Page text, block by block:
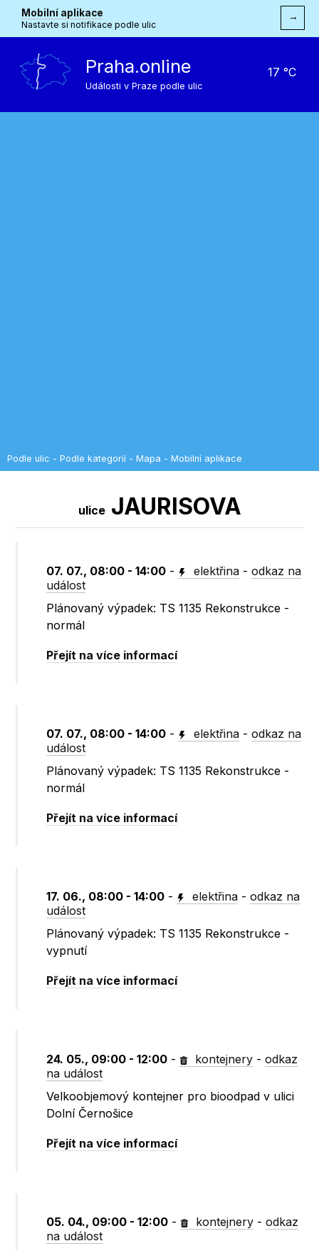
Mobilní aplikace
Nastavte si notifikace podle ulic
→
Praha.online
Události v Praze podle ulic
17 °C
Podle ulic - Podle kategorií - Mapa - Mobilní aplikace
uliceJAURISOVA
07. 07., 08:00 - 14:00 - elektřina -odkaz na
událost
Plánovaný výpadek: TS 1135 Rekonstrukce -
normál
Přejít na více informací
07. 07., 08:00 - 14:00 - elektřina -odkaz na
událost
Plánovaný výpadek: TS 1135 Rekonstrukce -
normál
Přejít na více informací
17. 06., 08:00 - 14:00 - elektřina -odkaz na
událost
Plánovaný výpadek: TS 1135 Rekonstrukce -
vypnutí
Přejít na více informací
24. 05., 09:00 - 12:00 - kontejnery -odkaz
na událost
Velkoobjemový kontejner pro bioodpad v ulici
Dolní Černošice
Přejít na více informací
05. 04., 09:00 - 12:00 - kontejnery -odkaz
na událost